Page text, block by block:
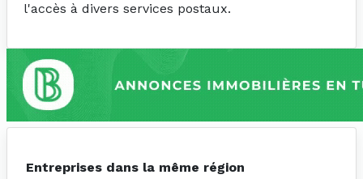
l'accès à divers services postaux.
Entreprises dans la même région